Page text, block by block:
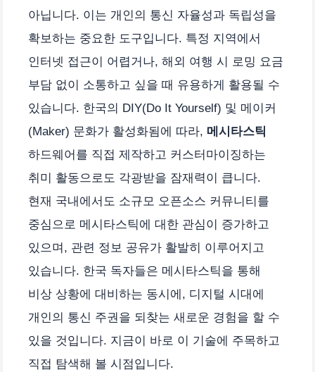
아닙니다. 이는 개인의 통신 자율성과 독립성을
확보하는 중요한 도구입니다. 특정 지역에서
인터넷 접근이 어렵거나, 해외 여행 시 로밍 요금
부담 없이 소통하고 싶을 때 유용하게 활용될 수
있습니다. 한국의 DIY(Do It Yourself) 및 메이커
(Maker) 문화가 활성화됨에 따라, 메시타스틱
하드웨어를 직접 제작하고 커스터마이징하는
취미 활동으로도 각광받을 잠재력이 큽니다.
현재 국내에서도 소규모 오픈소스 커뮤니티를
중심으로 메시타스틱에 대한 관심이 증가하고
있으며, 관련 정보 공유가 활발히 이루어지고
있습니다. 한국 독자들은 메시타스틱을 통해
비상 상황에 대비하는 동시에, 디지털 시대에
개인의 통신 주권을 되찾는 새로운 경험을 할 수
있을 것입니다. 지금이 바로 이 기술에 주목하고
직접 탐색해 볼 시점입니다.